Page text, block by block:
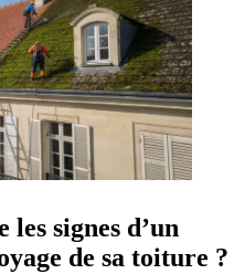
signes d’un
de sa toiture ?